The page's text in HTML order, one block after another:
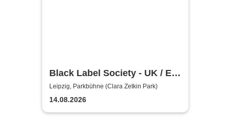
Black Label Society - UK / EU
TOUR 2026
Leipzig, Parkbühne (Clara Zetkin Park)
14.08.2026